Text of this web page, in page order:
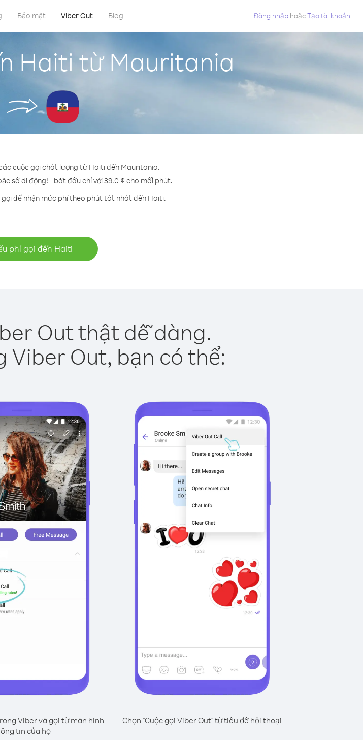
Bảo mật Viber Out Blog Đăng nhập hoặcTạo tài khoản
Haiti từ Mauritania
cuộc gọi chất lượng từ Haiti đến Mauritania.
số di động! - bắt đầu chỉ với 39.0 ¢ cho mỗi phút.
để nhận mức phí theo phút tốt nhất đến Haiti.
phí gọi đến Haiti
Out thật dễ dàng.
Viber Out, bạn có thể:
Viber và gọi từ màn hình
tin của họ
Chọn "Cuộc gọi Viber Out" từ tiêu đề hội thoại